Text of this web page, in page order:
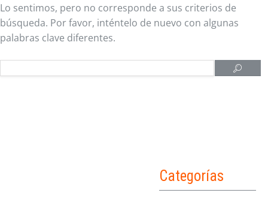
Lo sentimos, pero no corresponde a sus criterios de
búsqueda. Por favor, inténtelo de nuevo con algunas
palabras clave diferentes.
Categorías